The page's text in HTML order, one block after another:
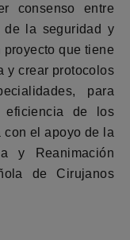
consenso entre
de la seguridad y
que tiene
y crear protocolos
para
eficiencia de los
con el apoyo de la
y Reanimación
de Cirujanos